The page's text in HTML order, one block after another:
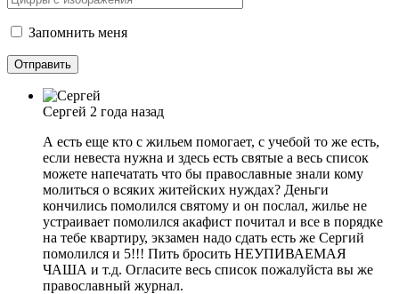
Запомнить меня
Сергей 2 года назад
А есть еще кто с жильем помогает, с учебой то же есть,
если невеста нужна и здесь есть святые а весь список
можете напечатать что бы православные знали кому
молиться о всяких житейских нуждах? Деньги
кончились помолился святому и он послал, жилье не
устраивает помолился акафист почитал и все в порядке
на тебе квартиру, экзамен надо сдать есть же Сергий
помолился и 5!!! Пить бросить НЕУПИВАЕМАЯ
ЧАША и т.д. Огласите весь список пожалуйста вы же
православный журнал.